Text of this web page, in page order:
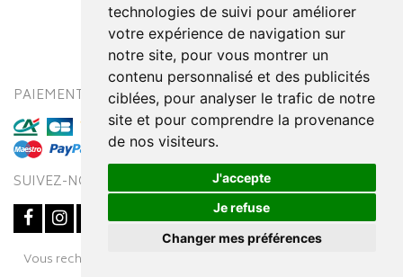
technologies de suivi pour améliorer
votre expérience de navigation sur
notre site, pour vous montrer un
contenu personnalisé et des publicités
ciblées, pour analyser le trafic de notre
site et pour comprendre la provenance
de nos visiteurs.
J'accepte
Je refuse
Changer mes préférences
PAIEMENT SÉCURISÉ MODES DE LIVRAISON
SUIVEZ-NOUS SUR
Vous recherchez un médicament ? Découvrez la pharmacie en